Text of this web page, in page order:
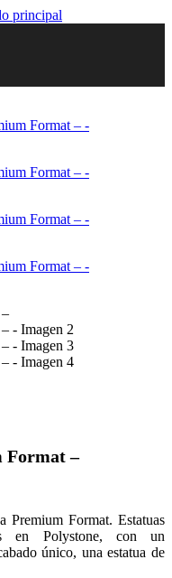
principal
Format –
Premium Format. Estatuas
en Polystone, con un
único, una estatua de